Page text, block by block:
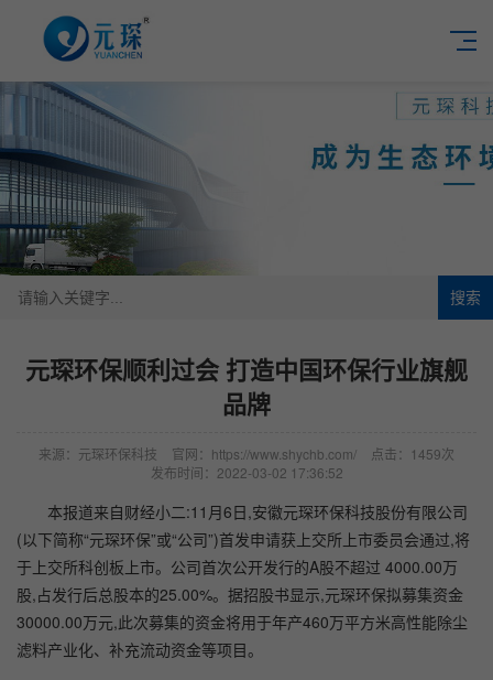
搜索
元琛环保顺利过会 打造中国环保行业旗舰
品牌
来源：元琛环保科技 官网：https://www.shychb.com/
点击：1459次
发布时间：2022-03-02 17:36:52
本报道来自财经小二:11月6日,安徽元琛环保科技股份有限公司
(以下简称“元琛环保”或“公司”)首发申请获上交所上市委员会通过,将
于上交所科创板上市。公司首次公开发行的A股不超过 4000.00万
股,占发行后总股本的25.00%。据招股书显示,元琛环保拟募集资金
30000.00万元,此次募集的资金将用于年产460万平方米高性能除尘
滤料产业化、补充流动资金等项目。